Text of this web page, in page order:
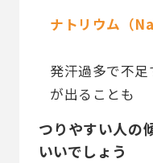
ナトリウム（Na
発汗過多で不
が出ることも
つりやすい人の
いいでしょう